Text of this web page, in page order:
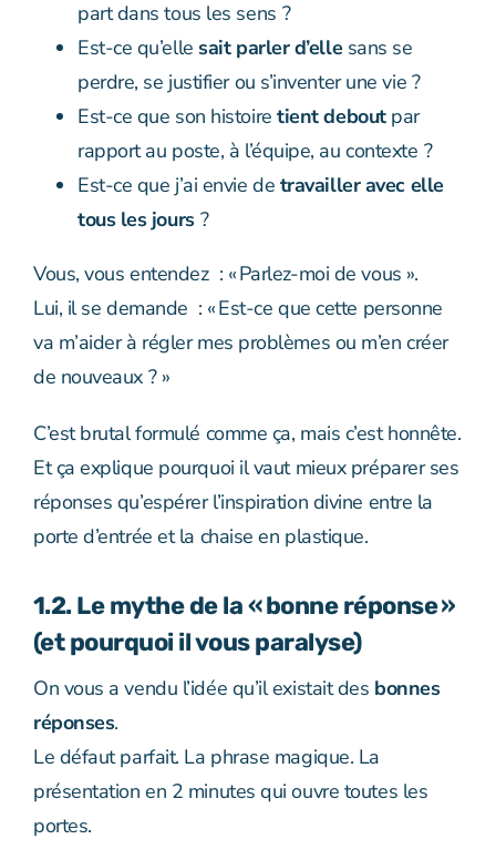
part dans tous les sens ?
Est-ce qu’elle sait parler d’ellesans se
perdre, se justifier ou s’inventer une vie ?
Est-ce que son histoiretient deboutpar
rapport au poste, à l’équipe, au contexte ?
Est-ce que j’ai envie de travailler avec elle
tous les jours?
Vous, vous entendez : « Parlez-moi de vous ».
Lui, il se demande : « Est-ce que cette personne
va m’aider à régler mes problèmes ou m’en créer
de nouveaux ? »
C’est brutal formulé comme ça, mais c’est honnête.
Et ça explique pourquoi il vaut mieux préparer ses
réponses qu’espérer l’inspiration divine entre la
porte d’entrée et la chaise en plastique.
1.2. Le mythe de la « bonne réponse »
(et pourquoi il vous paralyse)
On vous a vendu l’idée qu’il existait des bonnes
réponses.
Le défaut parfait. La phrase magique. La
présentation en 2 minutes qui ouvre toutes les
portes.